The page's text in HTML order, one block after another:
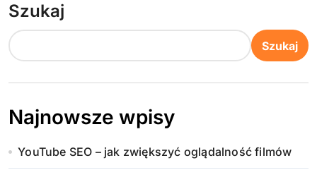
Szukaj
Szukaj
Najnowsze wpisy
YouTube SEO – jak zwiększyć oglądalność filmów